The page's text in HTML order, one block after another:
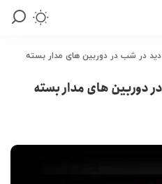
دید در شب در دوربین های مدار بسته
دوربین های مدار بسته